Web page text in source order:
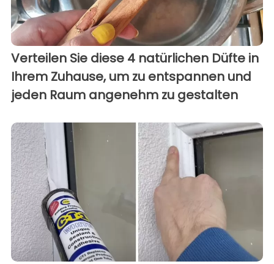
Verteilen Sie diese 4 natürlichen Düfte in
Ihrem Zuhause, um zu entspannen und
jeden Raum angenehm zu gestalten